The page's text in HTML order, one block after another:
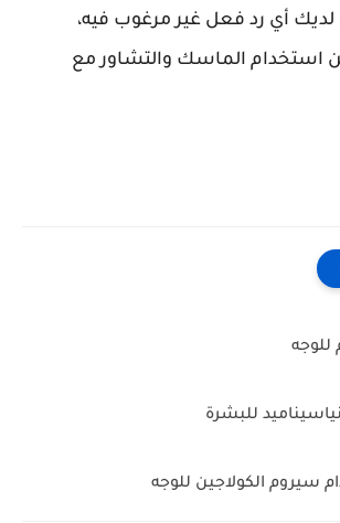
أي رد فعل غير مرغوب فيه،
استخدام الماسك والتشاور مع
للوجه
للبشرة
سيروم الكولاجين للوجه